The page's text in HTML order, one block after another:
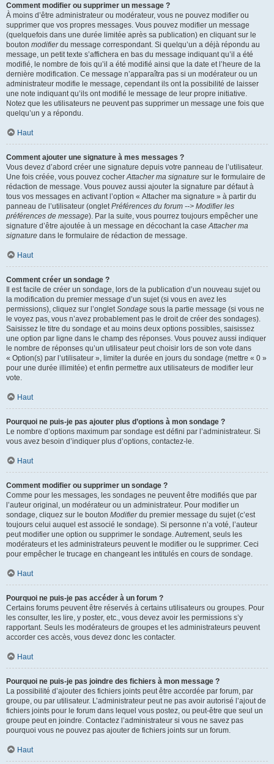
Comment modifier ou supprimer un message ?
À moins d’être administrateur ou modérateur, vous ne pouvez modifier ou
supprimer que vos propres messages. Vous pouvez modifier un message
(quelquefois dans une durée limitée après sa publication) en cliquant sur le
bouton modifierdu message correspondant. Si quelqu’un a déjà répondu au
message, un petit texte s’affichera en bas du message indiquant qu’il a été
modifié, le nombre de fois qu’il a été modifié ainsi que la date et l’heure de la
dernière modification. Ce message n’apparaîtra pas si un modérateur ou un
administrateur modifie le message, cependant ils ont la possibilité de laisser
une note indiquant qu’ils ont modifié le message de leur propre initiative.
Notez que les utilisateurs ne peuvent pas supprimer un message une fois que
quelqu’un y a répondu.
Haut
Comment ajouter une signature à mes messages ?
Vous devez d’abord créer une signature depuis votre panneau de l’utilisateur.
Une fois créée, vous pouvez cocher Attacher ma signature sur le formulaire de
rédaction de message. Vous pouvez aussi ajouter la signature par défaut à
tous vos messages en activant l’option « Attacher ma signature » à partir du
panneau de l’utilisateur (onglet Préférences du forum --> Modifier les
préférences de message). Par la suite, vous pourrez toujours empêcher une
signature d’être ajoutée à un message en décochant la case Attacher ma
signature dans le formulaire de rédaction de message.
Haut
Comment créer un sondage ?
Il est facile de créer un sondage, lors de la publication d’un nouveau sujet ou
la modification du premier message d’un sujet (si vous en avez les
permissions), cliquez sur l’onglet Sondage sous la partie message (si vous ne
le voyez pas, vous n’avez probablement pas le droit de créer des sondages).
Saisissez le titre du sondage et au moins deux options possibles, saisissez
une option par ligne dans le champ des réponses. Vous pouvez aussi indiquer
le nombre de réponses qu’un utilisateur peut choisir lors de son vote dans
« Option(s) par l’utilisateur », limiter la durée en jours du sondage (mettre « 0 »
pour une durée illimitée) et enfin permettre aux utilisateurs de modifier leur
vote.
Haut
Pourquoi ne puis-je pas ajouter plus d’options à mon sondage ?
Le nombre d’options maximum par sondage est défini par l’administrateur. Si
vous avez besoin d’indiquer plus d’options, contactez-le.
Haut
Comment modifier ou supprimer un sondage ?
Comme pour les messages, les sondages ne peuvent être modifiés que par
l’auteur original, un modérateur ou un administrateur. Pour modifier un
sondage, cliquez sur le bouton Modifierdu premier message du sujet (c’est
toujours celui auquel est associé le sondage). Si personne n’a voté, l’auteur
peut modifier une option ou supprimer le sondage. Autrement, seuls les
modérateurs et les administrateurs peuvent le modifier ou le supprimer. Ceci
pour empêcher le trucage en changeant les intitulés en cours de sondage.
Haut
Pourquoi ne puis-je pas accéder à un forum ?
Certains forums peuvent être réservés à certains utilisateurs ou groupes. Pour
les consulter, les lire, y poster, etc., vous devez avoir les permissions s’y
rapportant. Seuls les modérateurs de groupes et les administrateurs peuvent
accorder ces accès, vous devez donc les contacter.
Haut
Pourquoi ne puis-je pas joindre des fichiers à mon message ?
La possibilité d’ajouter des fichiers joints peut être accordée par forum, par
groupe, ou par utilisateur. L’administrateur peut ne pas avoir autorisé l’ajout de
fichiers joints pour le forum dans lequel vous postez, ou peut-être que seul un
groupe peut en joindre. Contactez l’administrateur si vous ne savez pas
pourquoi vous ne pouvez pas ajouter de fichiers joints sur un forum.
Haut